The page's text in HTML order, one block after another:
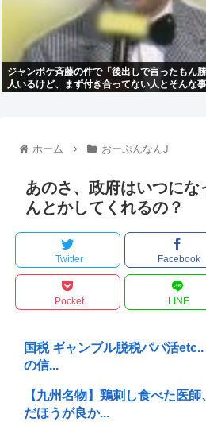
ジャンポケ斉藤の件で「後出しで言ったもん
人いるけど、まず付き合ってない人とそんな
ホーム おーぷんなんJ
あのさ、政府はいつにな
んとかしてくれるの？
Twitter Facebook
Pocket LINE
国税 ギャンブル脱税パパ活
の信...
【九州名物】鶏刺し食べた医
だほうが良か...